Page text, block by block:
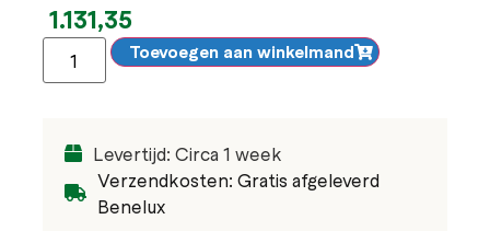
1.131,35
Toevoegen aan winkelmand
Levertijd: Circa 1 week
Verzendkosten: Gratis afgeleverd
Benelux